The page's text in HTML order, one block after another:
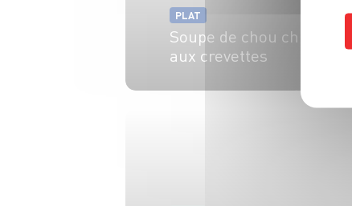
PLAT
Soupe de chou chinois
aux crevettes